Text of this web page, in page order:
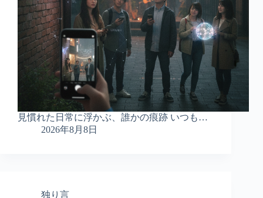
見慣れた日常に浮かぶ、誰かの痕跡 いつも…
2026年8月8日
独り言